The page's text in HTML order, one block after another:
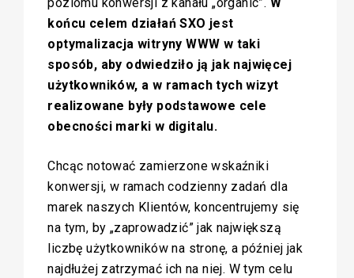
końcu celem działań SXO jest
optymalizacja witryny WWW w taki
sposób, aby odwiedziło ją jak najwięcej
użytkowników, a w ramach tych wizyt
realizowane były podstawowe cele
obecności marki w digitalu.
Chcąc notować zamierzone wskaźniki
konwersji, w ramach codzienny zadań dla
marek naszych Klientów, koncentrujemy się
na tym, by „zaprowadzić” jak największą
liczbę użytkowników na stronę, a później jak
najdłużej zatrzymać ich na niej. W tym celu